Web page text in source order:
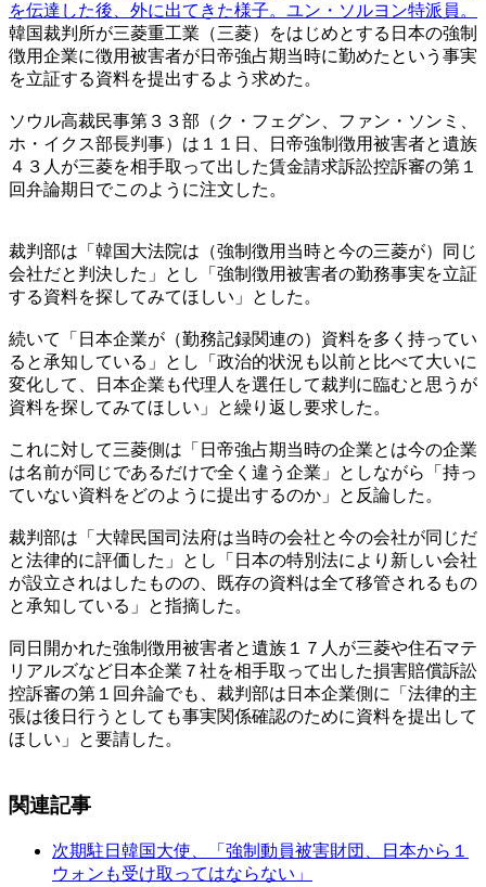
を伝達した後、外に出てきた様子。ユン・ソルヨン特派員。
韓国裁判所が三菱重工業（三菱）をはじめとする日本の強制
徴用企業に徴用被害者が日帝強占期当時に勤めたという事実
を立証する資料を提出するよう求めた。
ソウル高裁民事第３３部（ク・フェグン、ファン・ソンミ、
ホ・イクス部長判事）は１１日、日帝強制徴用被害者と遺族
４３人が三菱を相手取って出した賃金請求訴訟控訴審の第１
回弁論期日でこのように注文した。
裁判部は「韓国大法院は（強制徴用当時と今の三菱が）同じ
会社だと判決した」とし「強制徴用被害者の勤務事実を立証
する資料を探してみてほしい」とした。
続いて「日本企業が（勤務記録関連の）資料を多く持ってい
ると承知している」とし「政治的状況も以前と比べて大いに
変化して、日本企業も代理人を選任して裁判に臨むと思うが
資料を探してみてほしい」と繰り返し要求した。
これに対して三菱側は「日帝強占期当時の企業とは今の企業
は名前が同じであるだけで全く違う企業」としながら「持っ
ていない資料をどのように提出するのか」と反論した。
裁判部は「大韓民国司法府は当時の会社と今の会社が同じだ
と法律的に評価した」とし「日本の特別法により新しい会社
が設立されはしたものの、既存の資料は全て移管されるもの
と承知している」と指摘した。
同日開かれた強制徴用被害者と遺族１７人が三菱や住石マテ
リアルズなど日本企業７社を相手取って出した損害賠償訴訟
控訴審の第１回弁論でも、裁判部は日本企業側に「法律的主
張は後日行うとしても事実関係確認のために資料を提出して
ほしい」と要請した。
関連記事
次期駐日韓国大使、「強制動員被害財団、日本から１
ウォンも受け取ってはならない」